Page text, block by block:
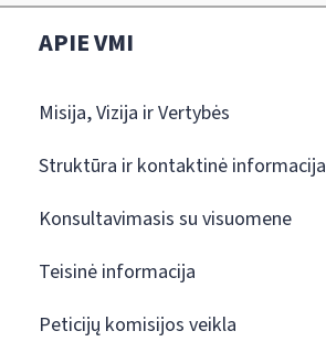
APIE VMI
Misija, Vizija ir Vertybės
Struktūra ir kontaktinė informacija
Konsultavimasis su visuomene
Teisinė informacija
Peticijų komisijos veikla